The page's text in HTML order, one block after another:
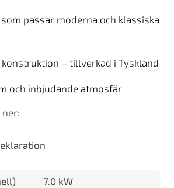
passar moderna och klassiska
– tillverkad i Tyskland
och inbjudande atmosfär
7.0 kW